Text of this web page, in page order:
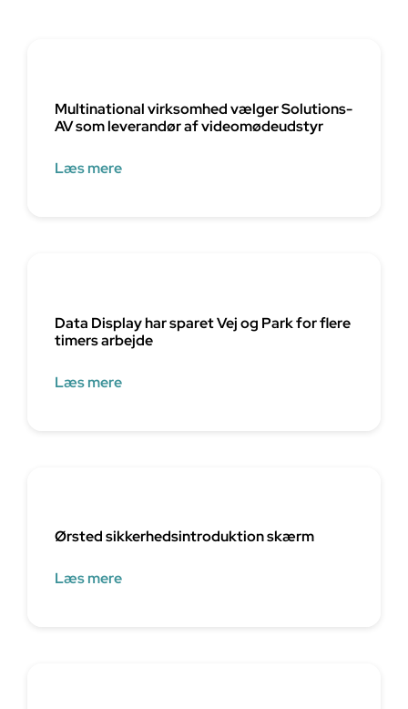
Multinational virksomhed vælger Solutions-
AV som leverandør af videomødeudstyr
Læs mere
Data Display har sparet Vej og Park for flere
timers arbejde
Læs mere
Ørsted sikkerhedsintroduktion skærm
Læs mere